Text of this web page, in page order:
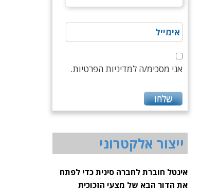
אני מסכימ/ה למדיניות הפרטיות.
ייצור אלקטרוני
אינטל חוברת לחברה סינית כדי לפתח
את הדור הבא של מצעי הזכוכית